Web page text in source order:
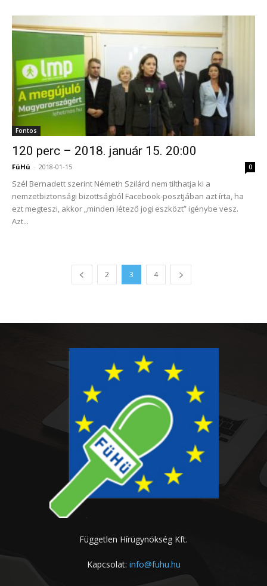
Fontos
120 perc – 2018. január 15. 20:00
FüHü - 2018-01-15 0
Szél Bernadett szerint Németh Szilárd nem tilthatja ki a
nemzetbiztonsági bizottságból Facebook-posztjában azt írta, ha
ezt megteszi, akkor „minden létező jogi eszközt” igénybe vesz.
Azt...
2 3 4
Független Hírügynökség Kft.
Kapcsolat: info@fuhu.hu